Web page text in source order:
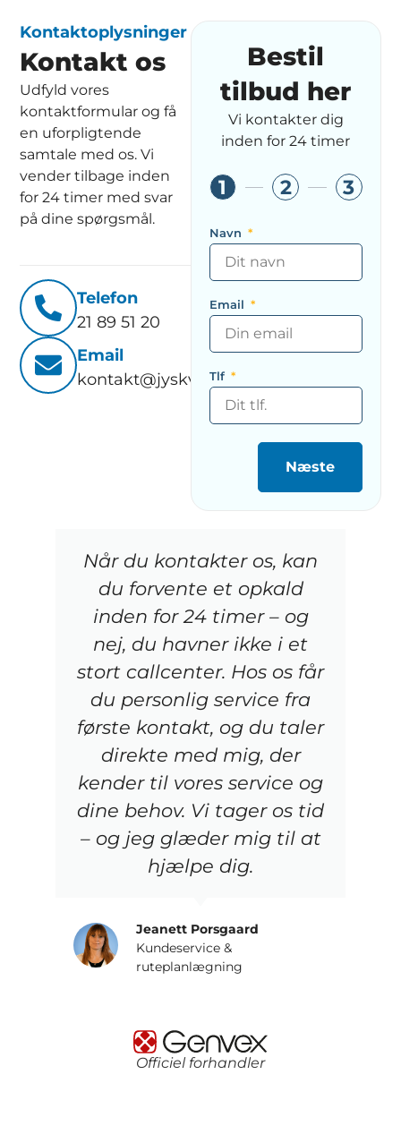
Kontaktoplysninger
Kontakt os
Udfyld vores
kontaktformular og få
en uforpligtende
samtale med os. Vi
vender tilbage inden
for 24 timer med svar
på dine spørgsmål.
Telefon
21 89 51 20
Email
kontakt@jyskventilationsservice.dk
Bestil
tilbud her
Vi kontakter dig
inden for 24 timer
1 2 3
Navn
Email
Tlf
Næste
Når du kontakter os, kan
du forvente et opkald
inden for 24 timer – og
nej, du havner ikke i et
stort callcenter. Hos os får
du personlig service fra
første kontakt, og du taler
direkte med mig, der
kender til vores service og
dine behov. Vi tager os tid
– og jeg glæder mig til at
hjælpe dig.
Jeanett Porsgaard
Kundeservice &
ruteplanlægning
Officiel forhandler